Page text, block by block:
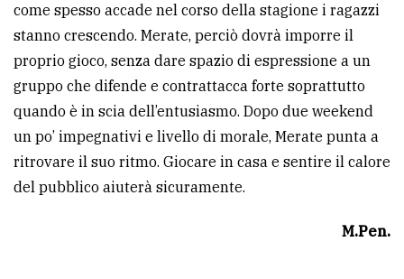
Cerca
per
comune
Ricerca
avanzata
LE
come spesso accade nel corso della stagione i ragazzi
stanno crescendo. Merate, perciò dovrà imporre il
proprio gioco, senza dare spazio di espressione a un
gruppo che difende e contrattacca forte soprattutto
quando è in scia dell’entusiasmo. Dopo due weekend
un po’ impegnativi e livello di morale, Merate punta a
ritrovare il suo ritmo. Giocare in casa e sentire il calore
del pubblico aiuterà sicuramente.
M.Pen.